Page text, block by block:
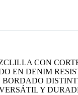
CON
EN DENIM
Y